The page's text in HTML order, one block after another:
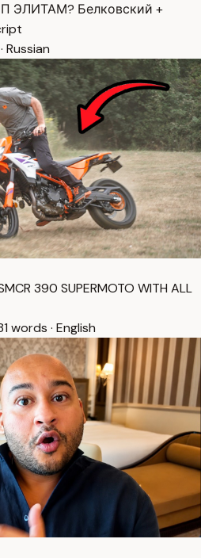
ЭЛИТАМ? Белковский +
Russian
390 SUPERMOTO WITH ALL
words · English